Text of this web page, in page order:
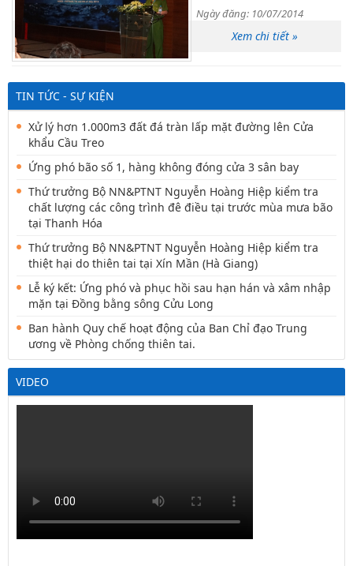
Ngày đăng: 10/07/2014
Xem chi tiết »
TIN TỨC - SỰ KIỆN
Xử lý hơn 1.000m3 đất đá tràn lấp mặt đường lên Cửa
khẩu Cầu Treo
Ứng phó bão số 1, hàng không đóng cửa 3 sân bay
Thứ trưởng Bộ NN&PTNT Nguyễn Hoàng Hiệp kiểm tra
chất lượng các công trình đê điều tại trước mùa mưa bão
tại Thanh Hóa
Thứ trưởng Bộ NN&PTNT Nguyễn Hoàng Hiệp kiểm tra
thiệt hại do thiên tai tại Xín Mần (Hà Giang)
Lễ ký kết: Ứng phó và phục hồi sau hạn hán và xâm nhập
mặn tại Đồng bằng sông Cửu Long
Ban hành Quy chế hoạt động của Ban Chỉ đạo Trung
ương về Phòng chống thiên tai.
VIDEO